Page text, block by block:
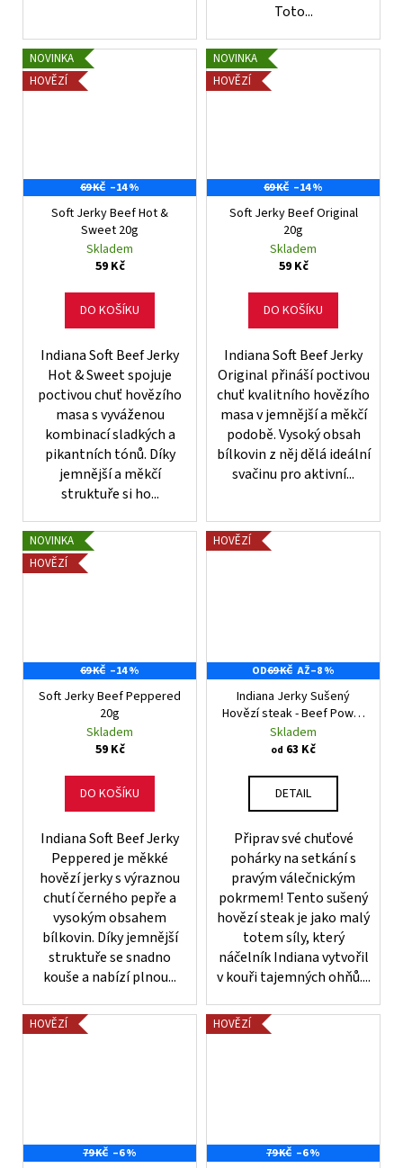
Toto...
NOVINKA
HOVĚZÍ
69 KČ –14 %
Soft Jerky Beef Hot &
Sweet 20g
Skladem
59 Kč
DO KOŠÍKU
Indiana Soft Beef Jerky
Hot & Sweet spojuje
poctivou chuť hovězího
masa s vyváženou
kombinací sladkých a
pikantních tónů. Díky
jemnější a měkčí
struktuře si ho...
NOVINKA
HOVĚZÍ
69 KČ –14 %
Soft Jerky Beef Original
20g
Skladem
59 Kč
DO KOŠÍKU
Indiana Soft Beef Jerky
Original přináší poctivou
chuť kvalitního hovězího
masa v jemnější a měkčí
podobě. Vysoký obsah
bílkovin z něj dělá ideální
svačinu pro aktivní...
NOVINKA
HOVĚZÍ
69 KČ –14 %
Soft Jerky Beef Peppered
20g
Skladem
59 Kč
DO KOŠÍKU
Indiana Soft Beef Jerky
Peppered je měkké
hovězí jerky s výraznou
chutí černého pepře a
vysokým obsahem
bílkovin. Díky jemnější
struktuře se snadno
kouše a nabízí plnou...
HOVĚZÍ
OD69 KČ AŽ–8 %
Indiana Jerky Sušený
Hovězí steak - Beef Power
Bar Original
Skladem
od 63 Kč
DETAIL
Připrav své chuťové
pohárky na setkání s
pravým válečnickým
pokrmem! Tento sušený
hovězí steak je jako malý
totem síly, který
náčelník Indiana vytvořil
v kouři tajemných ohňů....
HOVĚZÍ
79 KČ –6 %
HOVĚZÍ
79 KČ –6 %